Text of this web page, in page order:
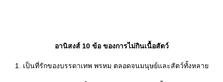
อานิสงส์ 10 ข้อ ของการไม่กินเนื้อสัตว์
1. เป็นที่รักของบรรดาเทพ พรหม ตลอดจนมนุษย์และสัตว์ทั้งหลา